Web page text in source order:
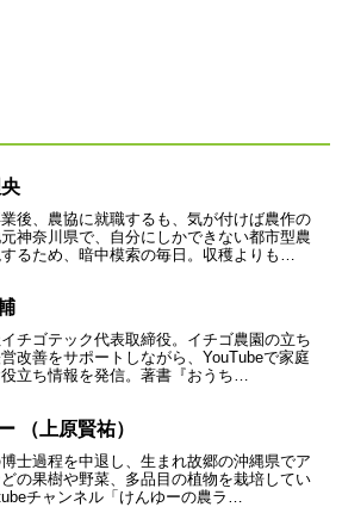
後、農協に就職するも、気が付けば農作の
神奈川県で、自分にしかできない都市型農
るため、暗中模索の毎日。収穫よりも…
チゴテック代表取締役。イチゴ農園の立ち
改善をサポートしながら、YouTubeで家庭
立ち情報を発信。著書『おうち…
（上原賢祐）
士過程を中退し、生まれ故郷の沖縄県でア
の果樹や野菜、多品目の植物を栽培してい
チャンネル「けんゆーの農ラ…